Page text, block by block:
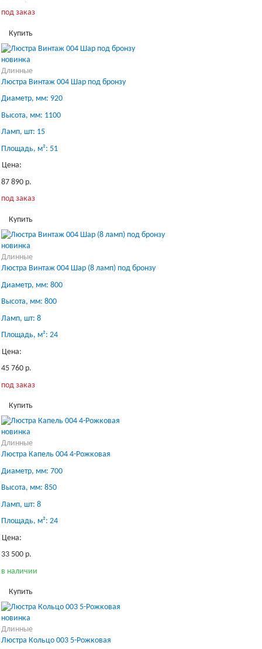
под заказ
Купить
новинка
Длинные
Люстра Винтаж 004 Шар под бронзу
Диаметр, мм: 920
Высота, мм: 1100
Ламп, шт: 15
Площадь, м²: 51
Цена:
87 890 р.
под заказ
Купить
новинка
Длинные
Люстра Винтаж 004 Шар (8 ламп) под бронзу
Диаметр, мм: 800
Высота, мм: 800
Ламп, шт: 8
Площадь, м²: 24
Цена:
45 760 р.
под заказ
Купить
новинка
Длинные
Люстра Капель 004 4-Рожковая
Диаметр, мм: 700
Высота, мм: 850
Ламп, шт: 8
Площадь, м²: 24
Цена:
33 500 р.
в наличии
Купить
новинка
Длинные
Люстра Кольцо 003 5-Рожковая